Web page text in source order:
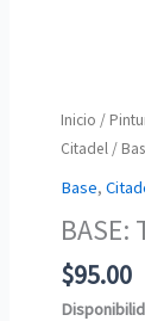
Inicio /
Citadel /
Base,
BASE:
$95.00